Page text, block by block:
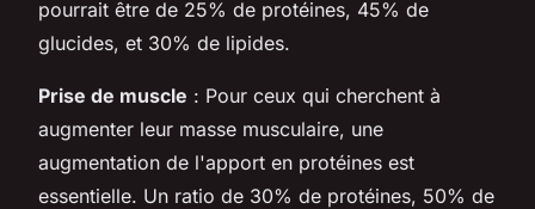
pourrait être de 25% de protéines, 45% de
glucides, et 30% de lipides.
Prise de muscle : Pour ceux qui cherchent à
augmenter leur masse musculaire, une
augmentation de l'apport en protéines est
essentielle. Un ratio de 30% de protéines, 50% de